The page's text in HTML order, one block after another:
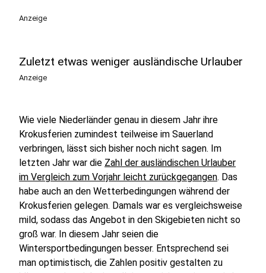
Anzeige
Zuletzt etwas weniger ausländische Urlauber
Anzeige
Wie viele Niederländer genau in diesem Jahr ihre
Krokusferien zumindest teilweise im Sauerland
verbringen, lässt sich bisher noch nicht sagen. Im
letzten Jahr war die Zahl der ausländischen Urlauber
im Vergleich zum Vorjahr leicht zurückgegangen. Das
habe auch an den Wetterbedingungen während der
Krokusferien gelegen. Damals war es vergleichsweise
mild, sodass das Angebot in den Skigebieten nicht so
groß war. In diesem Jahr seien die
Wintersportbedingungen besser. Entsprechend sei
man optimistisch, die Zahlen positiv gestalten zu